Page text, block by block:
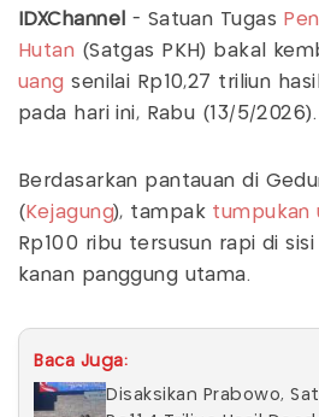
IDXChannel - Satuan Tugas
Hutan (Satgas PKH) bakal
uang senilai Rp10,27 triliun
pada hari ini, Rabu (13/5/2026).
Berdasarkan pantauan di
( Kejagung), tampak tumpukan
Rp100 ribu tersusun rapi di
kanan panggung utama.
Baca Juga:
Disaksikan Prabowo,